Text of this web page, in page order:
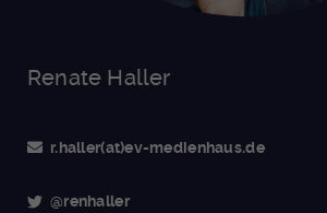
Renate Haller
r.haller(at)ev-medienhaus.de
@renhaller